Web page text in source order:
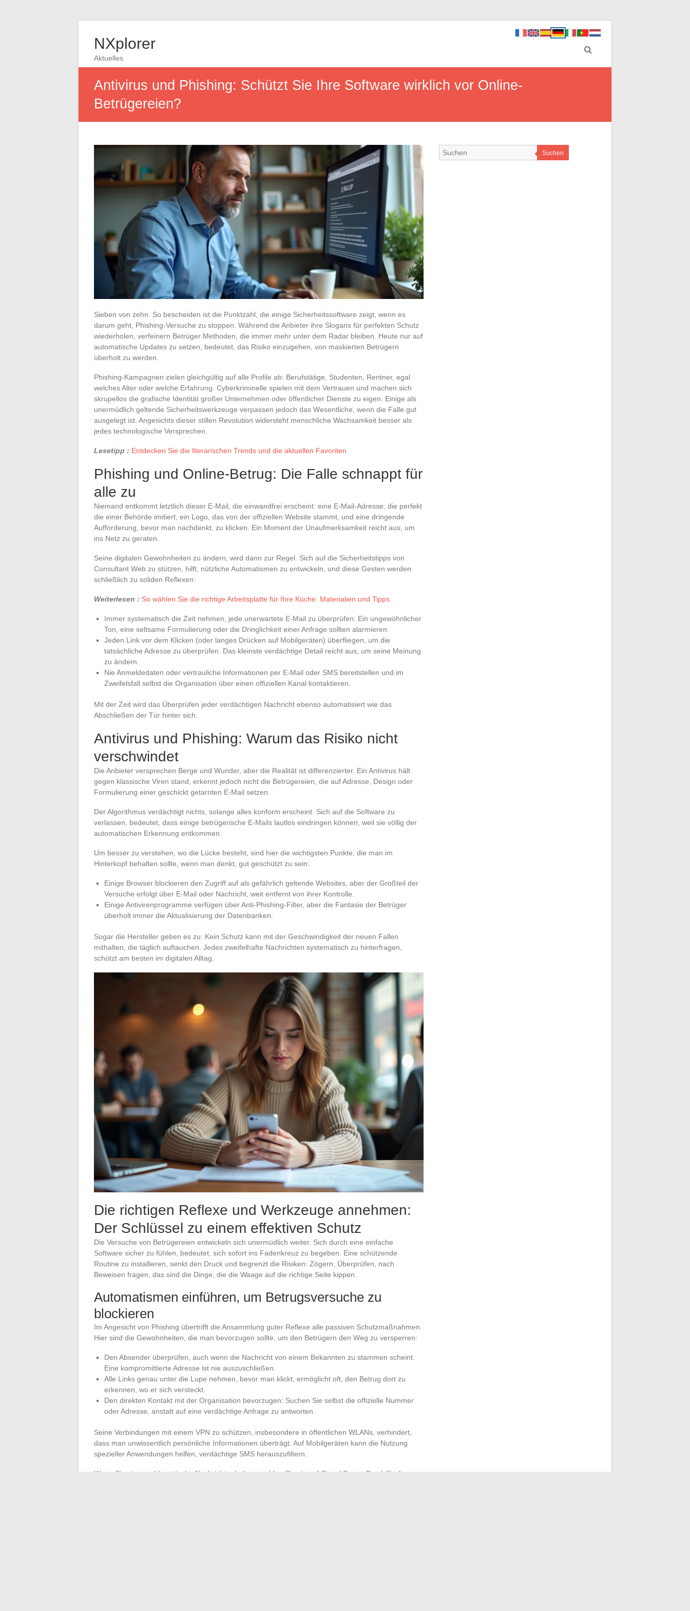
NXplorer
Aktuelles
Antivirus und Phishing: Schützt Sie Ihre Software wirklich vor Online-
Betrügereien?
Sieben von zehn. So bescheiden ist die Punktzahl, die einige Sicherheitssoftware zeigt, wenn es
darum geht, Phishing-Versuche zu stoppen. Während die Anbieter ihre Slogans für perfekten Schutz
wiederholen, verfeinern Betrüger Methoden, die immer mehr unter dem Radar bleiben. Heute nur auf
automatische Updates zu setzen, bedeutet, das Risiko einzugehen, von maskierten Betrügern
überholt zu werden.
Phishing-Kampagnen zielen gleichgültig auf alle Profile ab: Berufstätige, Studenten, Rentner, egal
welches Alter oder welche Erfahrung. Cyberkriminelle spielen mit dem Vertrauen und machen sich
skrupellos die grafische Identität großer Unternehmen oder öffentlicher Dienste zu eigen. Einige als
unermüdlich geltende Sicherheitswerkzeuge verpassen jedoch das Wesentliche, wenn die Falle gut
ausgelegt ist. Angesichts dieser stillen Revolution widersteht menschliche Wachsamkeit besser als
jedes technologische Versprechen.
Lesetipp : Entdecken Sie die literarischen Trends und die aktuellen Favoriten
Phishing und Online-Betrug: Die Falle schnappt für
alle zu
Niemand entkommt letztlich dieser E-Mail, die einwandfrei erscheint: eine E-Mail-Adresse, die perfekt
die einer Behörde imitiert, ein Logo, das von der offiziellen Website stammt, und eine dringende
Aufforderung, bevor man nachdenkt, zu klicken. Ein Moment der Unaufmerksamkeit reicht aus, um
ins Netz zu geraten.
Seine digitalen Gewohnheiten zu ändern, wird dann zur Regel. Sich auf die Sicherheitstipps von
Consultant Web zu stützen, hilft, nützliche Automatismen zu entwickeln, und diese Gesten werden
schließlich zu soliden Reflexen:
Weiterlesen : So wählen Sie die richtige Arbeitsplatte für Ihre Küche: Materialien und Tipps
Immer systematisch die Zeit nehmen, jede unerwartete E-Mail zu überprüfen: Ein ungewöhnlicher
Ton, eine seltsame Formulierung oder die Dringlichkeit einer Anfrage sollten alarmieren.
Jeden Link vor dem Klicken (oder langes Drücken auf Mobilgeräten) überfliegen, um die
tatsächliche Adresse zu überprüfen. Das kleinste verdächtige Detail reicht aus, um seine Meinung
zu ändern.
Nie Anmeldedaten oder vertrauliche Informationen per E-Mail oder SMS bereitstellen und im
Zweifelsfall selbst die Organisation über einen offiziellen Kanal kontaktieren.
Mit der Zeit wird das Überprüfen jeder verdächtigen Nachricht ebenso automatisiert wie das
Abschließen der Tür hinter sich.
Antivirus und Phishing: Warum das Risiko nicht
verschwindet
Die Anbieter versprechen Berge und Wunder, aber die Realität ist differenzierter. Ein Antivirus hält
gegen klassische Viren stand, erkennt jedoch nicht die Betrügereien, die auf Adresse, Design oder
Formulierung einer geschickt getarnten E-Mail setzen.
Der Algorithmus verdächtigt nichts, solange alles konform erscheint. Sich auf die Software zu
verlassen, bedeutet, dass einige betrügerische E-Mails lautlos eindringen können, weil sie völlig der
automatischen Erkennung entkommen.
Um besser zu verstehen, wo die Lücke besteht, sind hier die wichtigsten Punkte, die man im
Hinterkopf behalten sollte, wenn man denkt, gut geschützt zu sein:
Einige Browser blockieren den Zugriff auf als gefährlich geltende Websites, aber der Großteil der
Versuche erfolgt über E-Mail oder Nachricht, weit entfernt von ihrer Kontrolle.
Einige Antivirenprogramme verfügen über Anti-Phishing-Filter, aber die Fantasie der Betrüger
überholt immer die Aktualisierung der Datenbanken.
Sogar die Hersteller geben es zu: Kein Schutz kann mit der Geschwindigkeit der neuen Fallen
mithalten, die täglich auftauchen. Jedes zweifelhafte Nachrichten systematisch zu hinterfragen,
schützt am besten im digitalen Alltag.
Die richtigen Reflexe und Werkzeuge annehmen:
Der Schlüssel zu einem effektiven Schutz
Die Versuche von Betrügereien entwickeln sich unermüdlich weiter. Sich durch eine einfache
Software sicher zu fühlen, bedeutet, sich sofort ins Fadenkreuz zu begeben. Eine schützende
Routine zu installieren, senkt den Druck und begrenzt die Risiken: Zögern, Überprüfen, nach
Beweisen fragen, das sind die Dinge, die die Waage auf die richtige Seite kippen.
Automatismen einführen, um Betrugsversuche zu
blockieren
Im Angesicht von Phishing übertrifft die Ansammlung guter Reflexe alle passiven Schutzmaßnahmen.
Hier sind die Gewohnheiten, die man bevorzugen sollte, um den Betrügern den Weg zu versperren:
Den Absender überprüfen, auch wenn die Nachricht von einem Bekannten zu stammen scheint:
Eine kompromittierte Adresse ist nie auszuschließen.
Alle Links genau unter die Lupe nehmen, bevor man klickt, ermöglicht oft, den Betrug dort zu
erkennen, wo er sich versteckt.
Den direkten Kontakt mit der Organisation bevorzugen: Suchen Sie selbst die offizielle Nummer
oder Adresse, anstatt auf eine verdächtige Anfrage zu antworten.
Seine Verbindungen mit einem VPN zu schützen, insbesondere in öffentlichen WLANs, verhindert,
dass man unwissentlich persönliche Informationen überträgt. Auf Mobilgeräten kann die Nutzung
spezieller Anwendungen helfen, verdächtige SMS herauszufiltern.
Wenn Sie eine problematische Nachricht erhalten, melden Sie sie auf Signal Spam: Das hilft, die
Suchen